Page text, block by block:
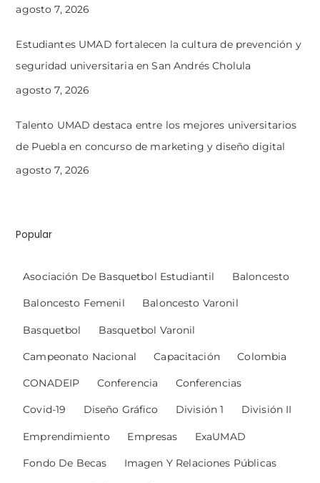
agosto 7, 2026
Estudiantes UMAD fortalecen la cultura de prevención y
seguridad universitaria en San Andrés Cholula
agosto 7, 2026
Talento UMAD destaca entre los mejores universitarios
de Puebla en concurso de marketing y diseño digital
agosto 7, 2026
Popular
Asociación De Basquetbol Estudiantil Baloncesto
Baloncesto Femenil Baloncesto Varonil
Basquetbol Basquetbol Varonil
Campeonato Nacional Capacitación Colombia
CONADEIP Conferencia Conferencias
Covid-19 Diseño Gráfico División 1 División II
Emprendimiento Empresas ExaUMAD
Fondo De Becas Imagen Y Relaciones Públicas